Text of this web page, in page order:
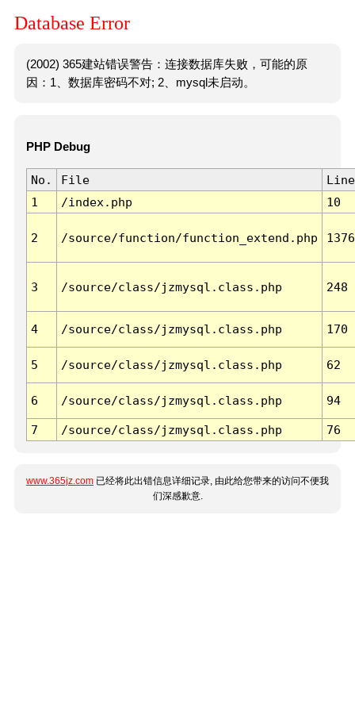
Database Error
(2002) 365建站错误警告：连接数据库失败，可能的原
因：1、数据库密码不对; 2、mysql未启动。
PHP Debug
No. File
Line
1
/index.php 10
2 /source/function/function_extend.php 1376
3 /source/class/jzmysql.class.php 248
4 /source/class/jzmysql.class.php 170
5 /source/class/jzmysql.class.php 62
6 /source/class/jzmysql.class.php 94
7 /source/class/jzmysql.class.php 76
www.365jz.com 已经将此出错信息详细记录, 由此给您带来的访问不便我
们深感歉意.